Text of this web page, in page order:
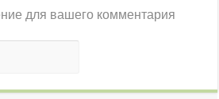
для вашего комментария